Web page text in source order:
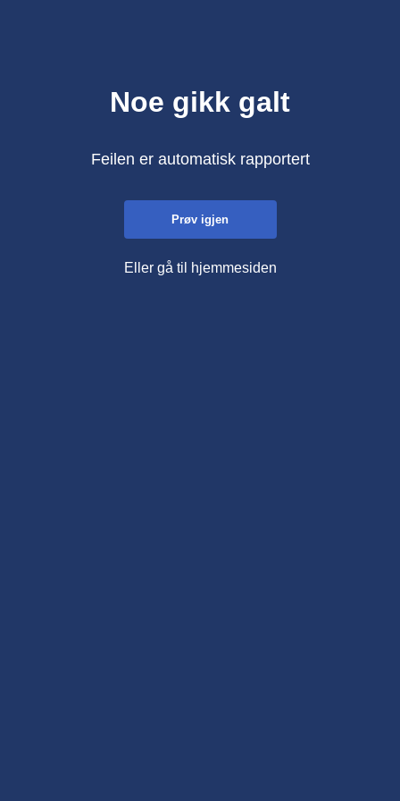
Noe gikk galt
Feilen er automatisk rapportert
Prøv igjen
Eller gå til hjemmesiden